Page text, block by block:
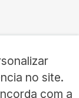
no site.
com a